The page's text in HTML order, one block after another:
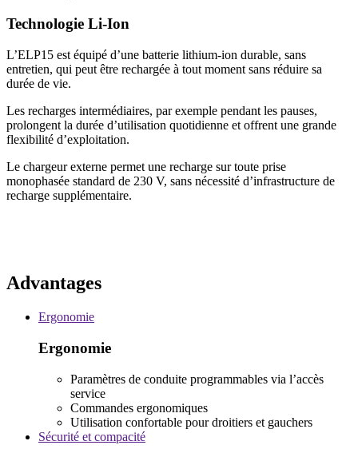
Technologie Li-Ion
L’ELP15 est équipé d’une batterie lithium-ion durable, sans
entretien, qui peut être rechargée à tout moment sans réduire sa
durée de vie.
Les recharges intermédiaires, par exemple pendant les pauses,
prolongent la durée d’utilisation quotidienne et offrent une grande
flexibilité d’exploitation.
Le chargeur externe permet une recharge sur toute prise
monophasée standard de 230 V, sans nécessité d’infrastructure de
recharge supplémentaire.
Advantages
Ergonomie
Ergonomie
Paramètres de conduite programmables via l’accès
service
Commandes ergonomiques
Utilisation confortable pour droitiers et gauchers
Sécurité et compacité